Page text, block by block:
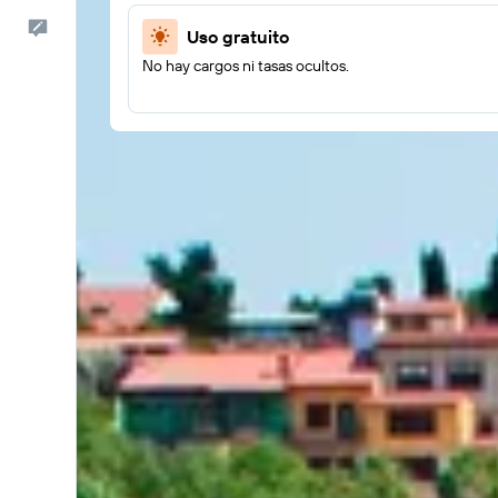
Comentarios Uso gratuito
No hay cargos ni tasas ocultos.